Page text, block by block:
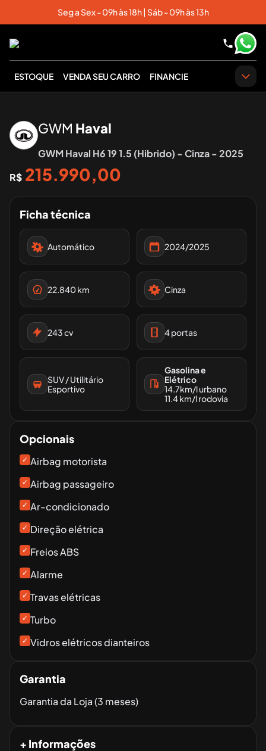
Seg a Sex - 09h às 18h | Sáb - 09h às 13h
ESTOQUE VENDA SEU CARRO FINANCIE
GWM Haval
GWM Haval H6 19 1.5 (Hibrido) - Cinza - 2025
R$ 215.990,00
Ficha técnica
Automático 2024/2025
22.840km Cinza
243cv 4portas
SUV / Utilitário
Esportivo
Gasolina e
Elétrico
14.7km/l urbano
11.4km/l rodovia
Opcionais
✓ Airbag motorista
✓ Airbag passageiro
✓ Ar-condicionado
✓ Direção elétrica
✓ Freios ABS
✓ Alarme
✓ Travas elétricas
✓ Turbo
✓ Vidros elétricos dianteiros
Garantia
Garantia da Loja (3 meses)
+ Informações